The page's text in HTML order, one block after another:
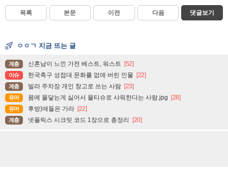
목록 본문 이전 다음 댓글보기
ㅇㅇㄱ 지금 뜨는 글
계층 신혼남이 느낀 가전 베스트, 워스트 [52]
이슈 한국축구 성접대 문화를 없애 버린 인물 [22]
계층 빌라 주차장 개인 창고로 쓰는 사람 [23]
유머 몸에 물닿는게 싫어서 물티슈로 샤워한다는 사람.jpg [28]
유머 후방)애들은 가라 [22]
계층 넷플릭스 시크릿 코드 1장으로 총정리 [20]